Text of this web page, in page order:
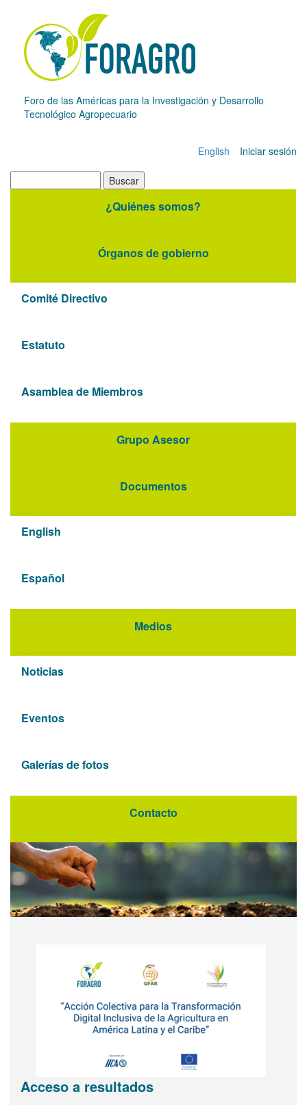
contenido
principal
Foro de las Américas para la Investigación y Desarrollo
Tecnológico Agropecuario
cuenta
Iniciar sesión
English
¿Quiénes somos?
Órganos de gobierno
Comité Directivo
Estatuto
Asamblea de Miembros
Grupo Asesor
Documentos
English
Español
Medios
Noticias
Eventos
Galerías de fotos
Contacto
Acceso a resultados